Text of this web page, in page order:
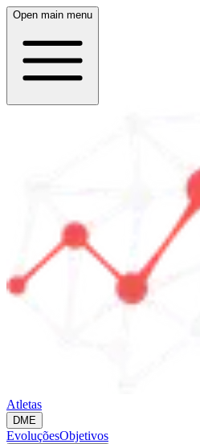
Open main menu
Atletas
DME
EvoluçõesObjetivos